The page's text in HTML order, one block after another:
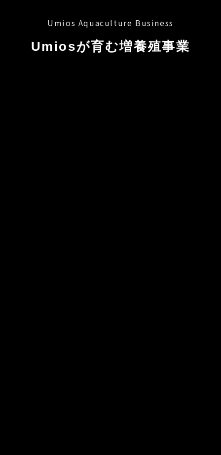
Umios Aquaculture Business
Umiosが育む増養殖事業